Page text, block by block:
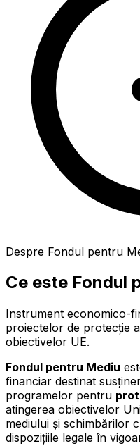
Despre Fondul pentru
Ce este Fondul
Instrument economico-
proiectelor de protecție
obiectivelor UE.
Fondul pentru Mediu
financiar destinat
programelor pentru
atingerea obiectivelor
mediului și schimbărilor
dispozițiile legale în